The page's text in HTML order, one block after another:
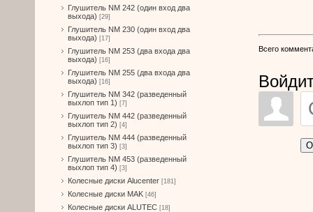
Глушитель NM 242 (один вход два
выхода) [29]
Глушитель NM 230 (один вход два
выхода) [17]
Глушитель NM 253 (два входа два
выхода) [16]
Глушитель NM 255 (два входа два
выхода) [16]
Глушитель NM 342 (разведенный
выхлоп тип 1) [7]
Глушитель NM 442 (разведенный
выхлоп тип 2) [4]
Глушитель NM 444 (разведенный
выхлоп тип 3) [3]
Глушитель NM 453 (разведенный
выхлоп тип 4) [3]
Колесные диски Alucenter [181]
Колесные диски MAK [46]
Колесные диски ALUTEC [18]
Всего